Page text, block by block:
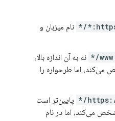
نام میزبان و
نه به آن اندازه بالا،
می‌کند، اما طرحواره را
پایین‌تر است
می‌کند، اما در نام